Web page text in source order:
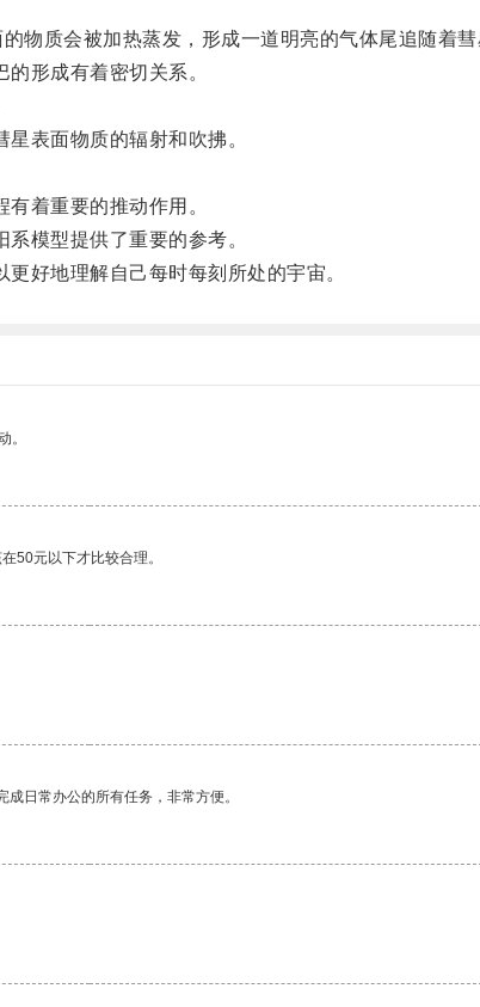
质会被加热蒸发，形成一道明亮的气体尾追随着彗
形成有着密切关系。
表面物质的辐射和吹拂。
着重要的推动作用。
模型提供了重要的参考。
好地理解自己每时每刻所处的宇宙。
。
50元以下才比较合理。
日常办公的所有任务，非常方便。